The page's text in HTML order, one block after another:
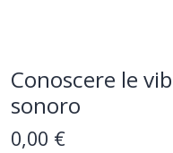
Conoscere le
sonoro
0,00 €